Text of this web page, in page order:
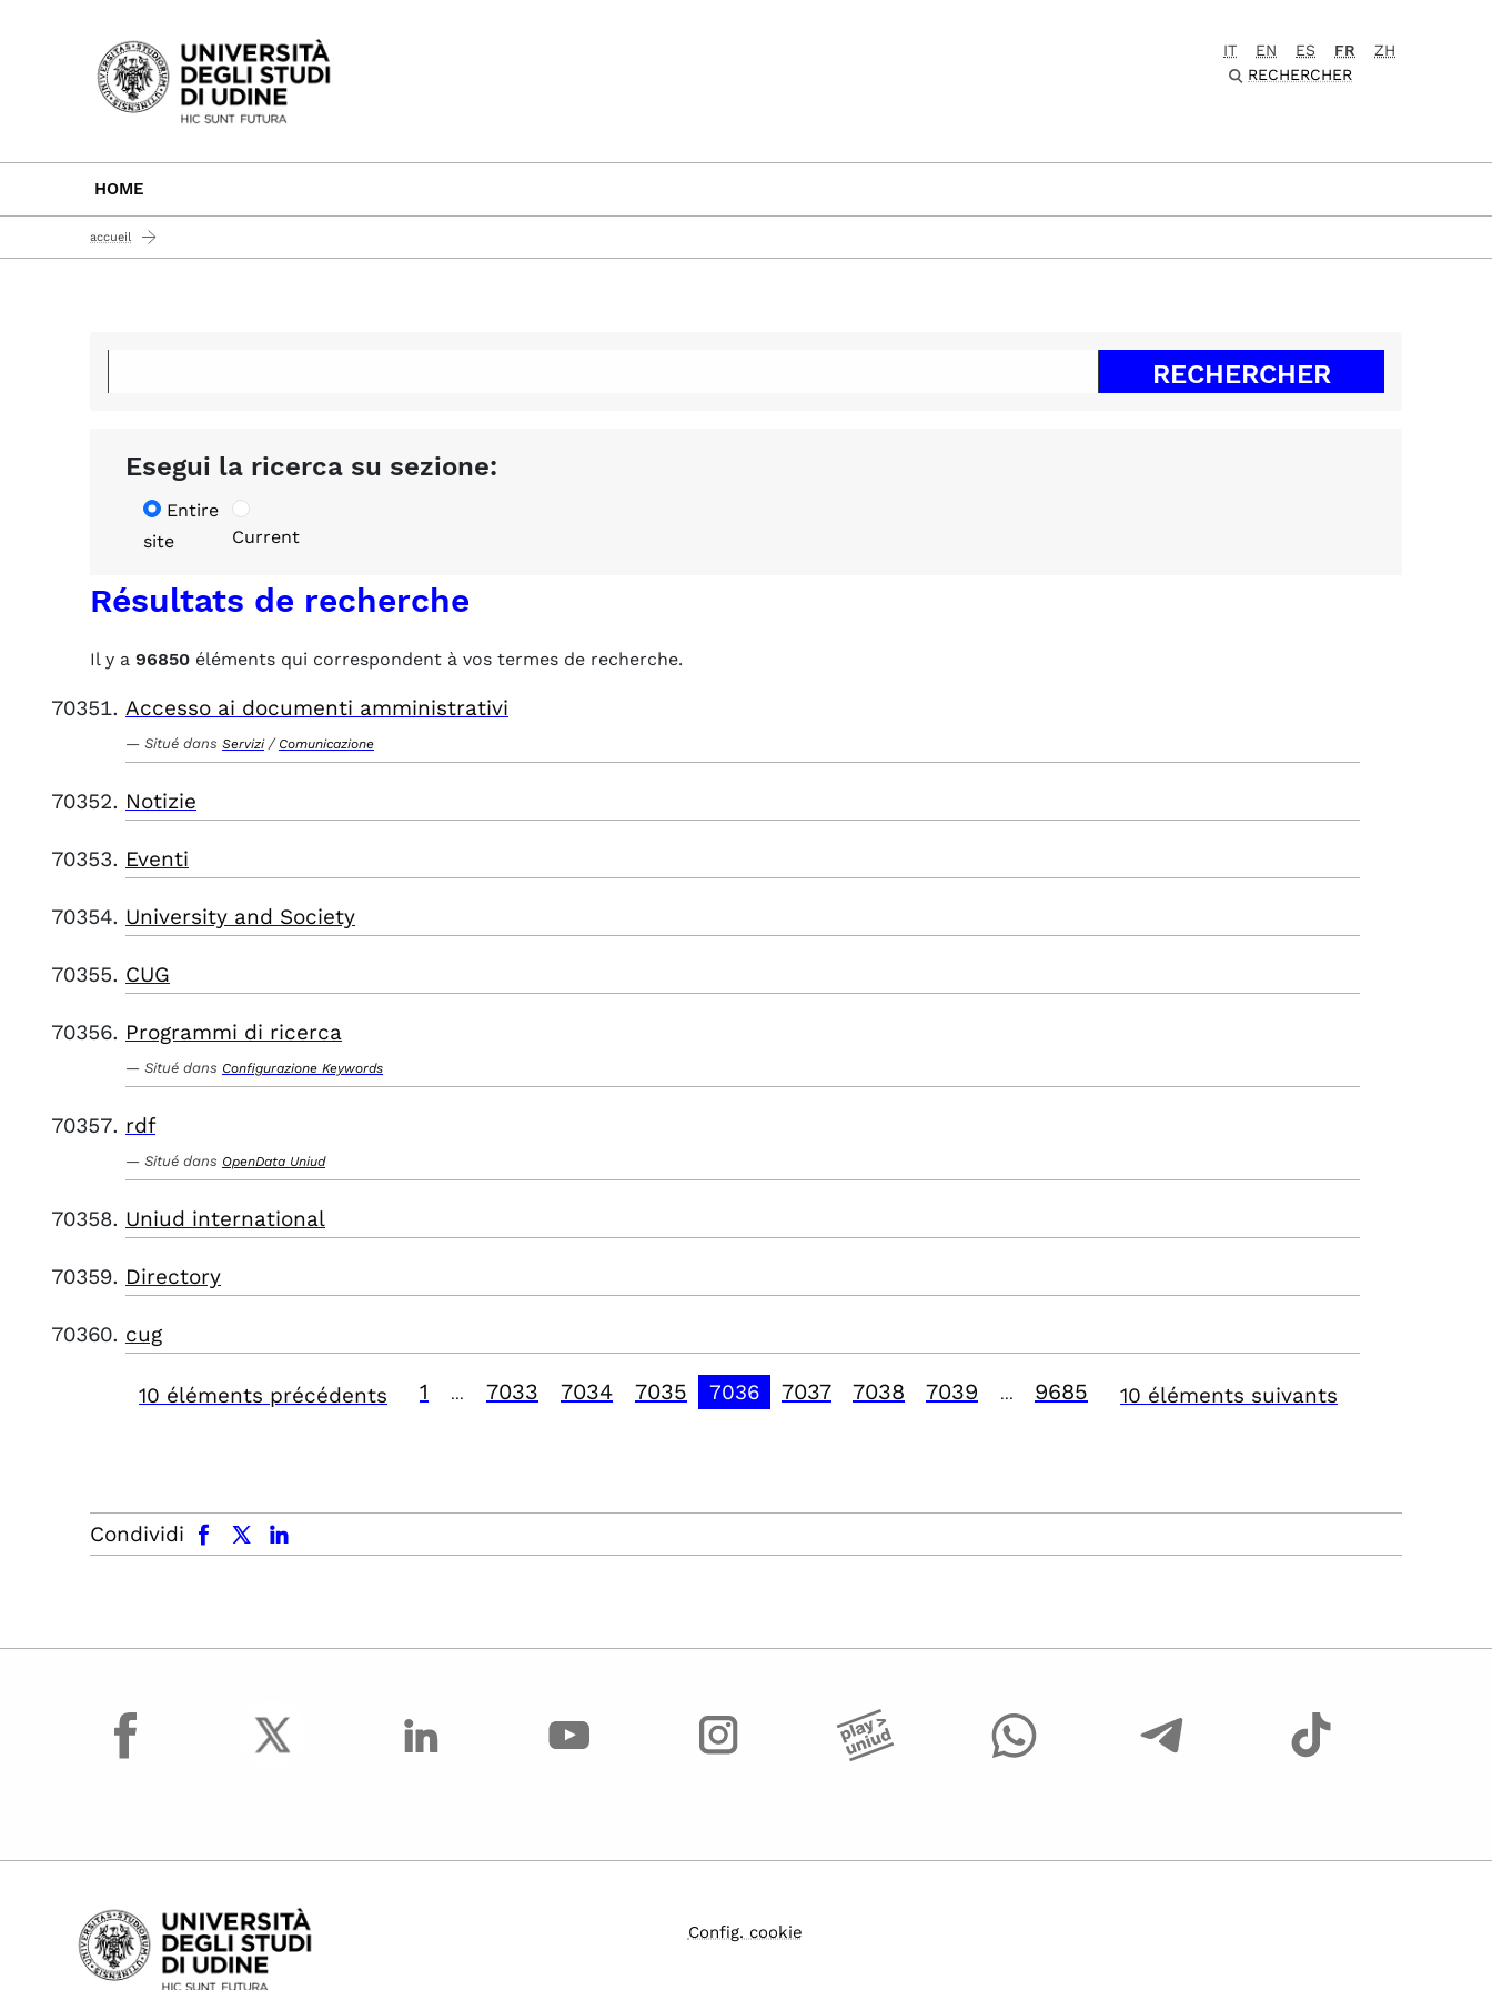
Passa al contenuto principale
IT EN ES FR
ZH
RECHERCHER
HOME
accueil
Esegui la ricerca su sezione:
Entire
site
Current
Résultats de recherche
Il y a 96850 éléments qui correspondent à vos termes de recherche.
Accesso ai documenti amministrativi
Situé dans Servizi / Comunicazione
Notizie
Eventi
University and Society
CUG
Programmi di ricerca
Situé dans Configurazione Keywords
rdf
Situé dans OpenData Uniud
Uniud international
Directory
cug
10 éléments précédents 1 7033 7034 7035 7036 7037 7038 7039 9685 10 éléments suivants
Condividi
facebook x.com linkedin
facebook
Config. cookie